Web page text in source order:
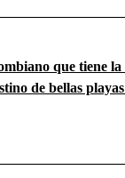
que tiene
de bellas